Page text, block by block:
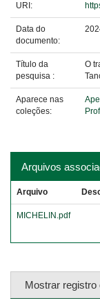
URI:
Data do
documento:
Título da
pesquisa :
O
Aparece nas
coleções:
Arquivos
Arquivo
MICHELIN.pdf
Mostrar registro